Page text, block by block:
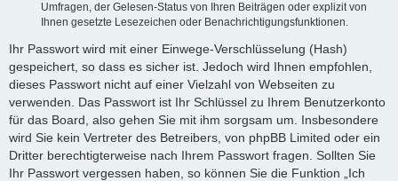
Umfragen, der Gelesen-Status von Ihren Beiträgen oder explizit von
Ihnen gesetzte Lesezeichen oder Benachrichtigungsfunktionen.
Ihr Passwort wird mit einer Einwege-Verschlüsselung (Hash)
gespeichert, so dass es sicher ist. Jedoch wird Ihnen empfohlen,
dieses Passwort nicht auf einer Vielzahl von Webseiten zu
verwenden. Das Passwort ist Ihr Schlüssel zu Ihrem Benutzerkonto
für das Board, also gehen Sie mit ihm sorgsam um. Insbesondere
wird Sie kein Vertreter des Betreibers, von phpBB Limited oder ein
Dritter berechtigterweise nach Ihrem Passwort fragen. Sollten Sie
Ihr Passwort vergessen haben, so können Sie die Funktion „Ich